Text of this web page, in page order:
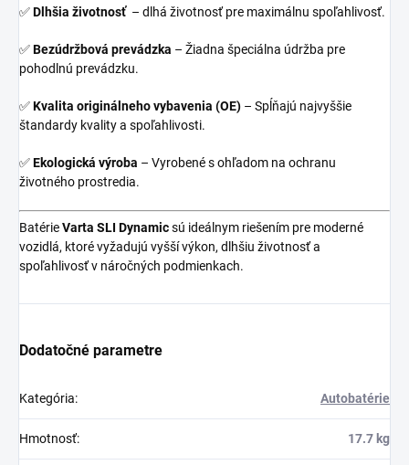
✅Dlhšia životnosť – dlhá životnosť pre maximálnu spoľahlivosť.
✅Bezúdržbová prevádzka – Žiadna špeciálna údržba pre
pohodlnú prevádzku.
✅Kvalita originálneho vybavenia (OE) – Spĺňajú najvyššie
štandardy kvality a spoľahlivosti.
✅Ekologická výroba – Vyrobené s ohľadom na ochranu
životného prostredia.
BatérieVarta SLI Dynamicsú ideálnym riešením pre moderné
vozidlá, ktoré vyžadujú vyšší výkon, dlhšiu životnosť a
spoľahlivosť v náročných podmienkach.
Dodatočné parametre
Kategória: Autobatérie
Hmotnosť: 17.7 kg